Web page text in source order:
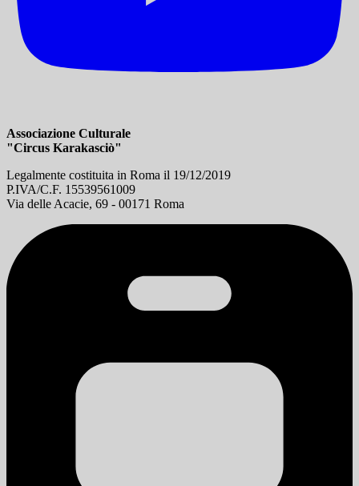
Associazione Culturale
"Circus Karakasciò"
Legalmente costituita in Roma il 19/12/2019
P.IVA/C.F. 15539561009
Via delle Acacie, 69 - 00171 Roma